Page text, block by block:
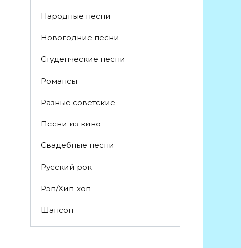
Народные песни
Новогодние песни
Студенческие песни
Романсы
Разные советские
Песни из кино
Свадебные песни
Русский рок
Рэп/Хип-хоп
Шансон